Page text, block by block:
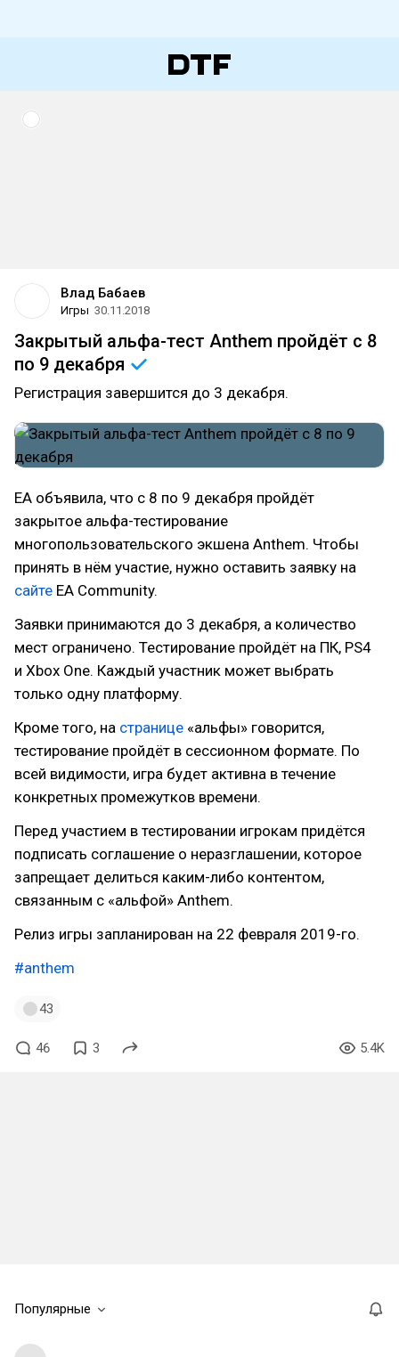
Влад Бабаев
Игры 30.11.2018
Закрытый альфа-тест Anthem пройдёт с 8
по 9 декабря
Регистрация завершится до 3 декабря.
EA объявила, что с 8 по 9 декабря пройдёт
закрытое альфа-тестирование
многопользовательского экшена Anthem. Чтобы
принять в нём участие, нужно оставить заявку на
сайте EA Community.
Заявки принимаются до 3 декабря, а количество
мест ограничено. Тестирование пройдёт на ПК, PS4
и Xbox One. Каждый участник может выбрать
только одну платформу.
Кроме того, на странице «альфы» говорится,
тестирование пройдёт в сессионном формате. По
всей видимости, игра будет активна в течение
конкретных промежутков времени.
Перед участием в тестировании игрокам придётся
подписать соглашение о неразглашении, которое
запрещает делиться каким-либо контентом,
связанным с «альфой» Anthem.
Релиз игры запланирован на 22 февраля 2019-го.
#anthem
43
46 3 5.4K
Популярные